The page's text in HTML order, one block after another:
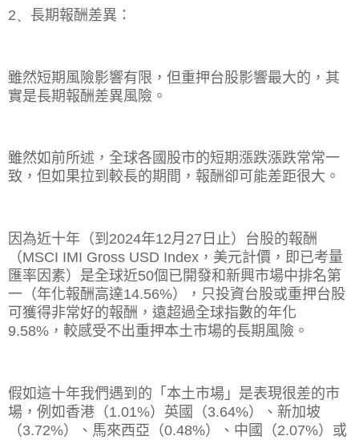
2、 長期報酬差異：
雖然短期風險影響有限，但重押台股影響最大的，其
實是長期報酬差異風險。
雖然如前所述，全球各國股市的短期漲跌漲跌常常一
致，但如果拉到較長的期間，報酬卻可能差距很大。
因為近十年（到 2024年12月 27 日止）台股的報酬
（MSCI IMI Gross USD Index ，美元計價，即已考量
匯率因素）是全球近50個已開發和新興市場中排名第
一（年化報酬高達14.56%），只投資台股或重押台股
可獲得非常好的報酬，遠超過全球指數的年化
9.58% ，較感受不出重押本土市場的長期風險。
假如這十年我們遇到的「本土市場」是表現很差的市
場，例如香港（1.01%）英國（3.64%）、新加坡
（3.72%）、馬來西亞（0.48%）、中國（2.07%）或